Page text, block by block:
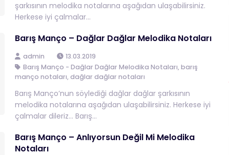
şarkısının melodika notalarına aşağıdan ulaşabilirsiniz.
Herkese iyi çalmalar...
Barış Manço – Dağlar Dağlar Melodika Notaları
admin
13.03.2019
Barış Manço - Dağlar Dağlar Melodika Notaları, barış
manço notaları, dağlar dağlar notaları
Barış Manço’nun söylediği dağlar dağlar şarkısının
melodika notalarına aşağıdan ulaşabilirsiniz. Herkese iyi
çalmalar dileriz… Barış...
Barış Manço – Anlıyorsun Değil Mi Melodika
Notaları